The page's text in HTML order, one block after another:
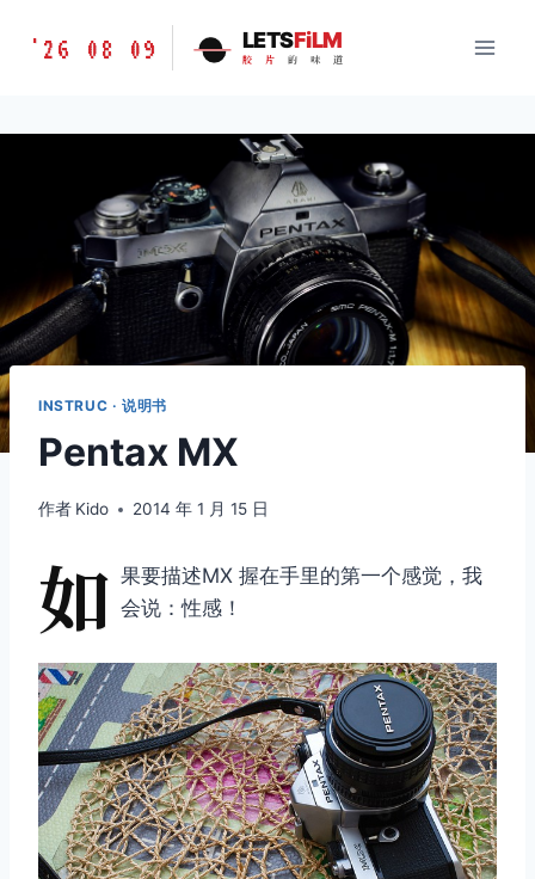
胶
味
LETSFILM
'26 08 09 LETSFiLM
胶 片 的 味 道
INSTRUC · 说明书
Pentax MX
作者 Kido 2014 年 1 月 15 日
如 果要描述MX 握在手里的第一个感觉，我
会说：性感！